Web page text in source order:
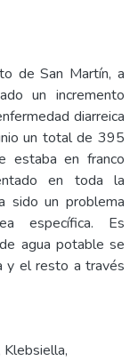
de San Martín, a
un incremento
diarreica
un total de 395
estaba en franco
en toda la
sido un problema
específica. Es
agua potable se
y el resto a través
Klebsiella,